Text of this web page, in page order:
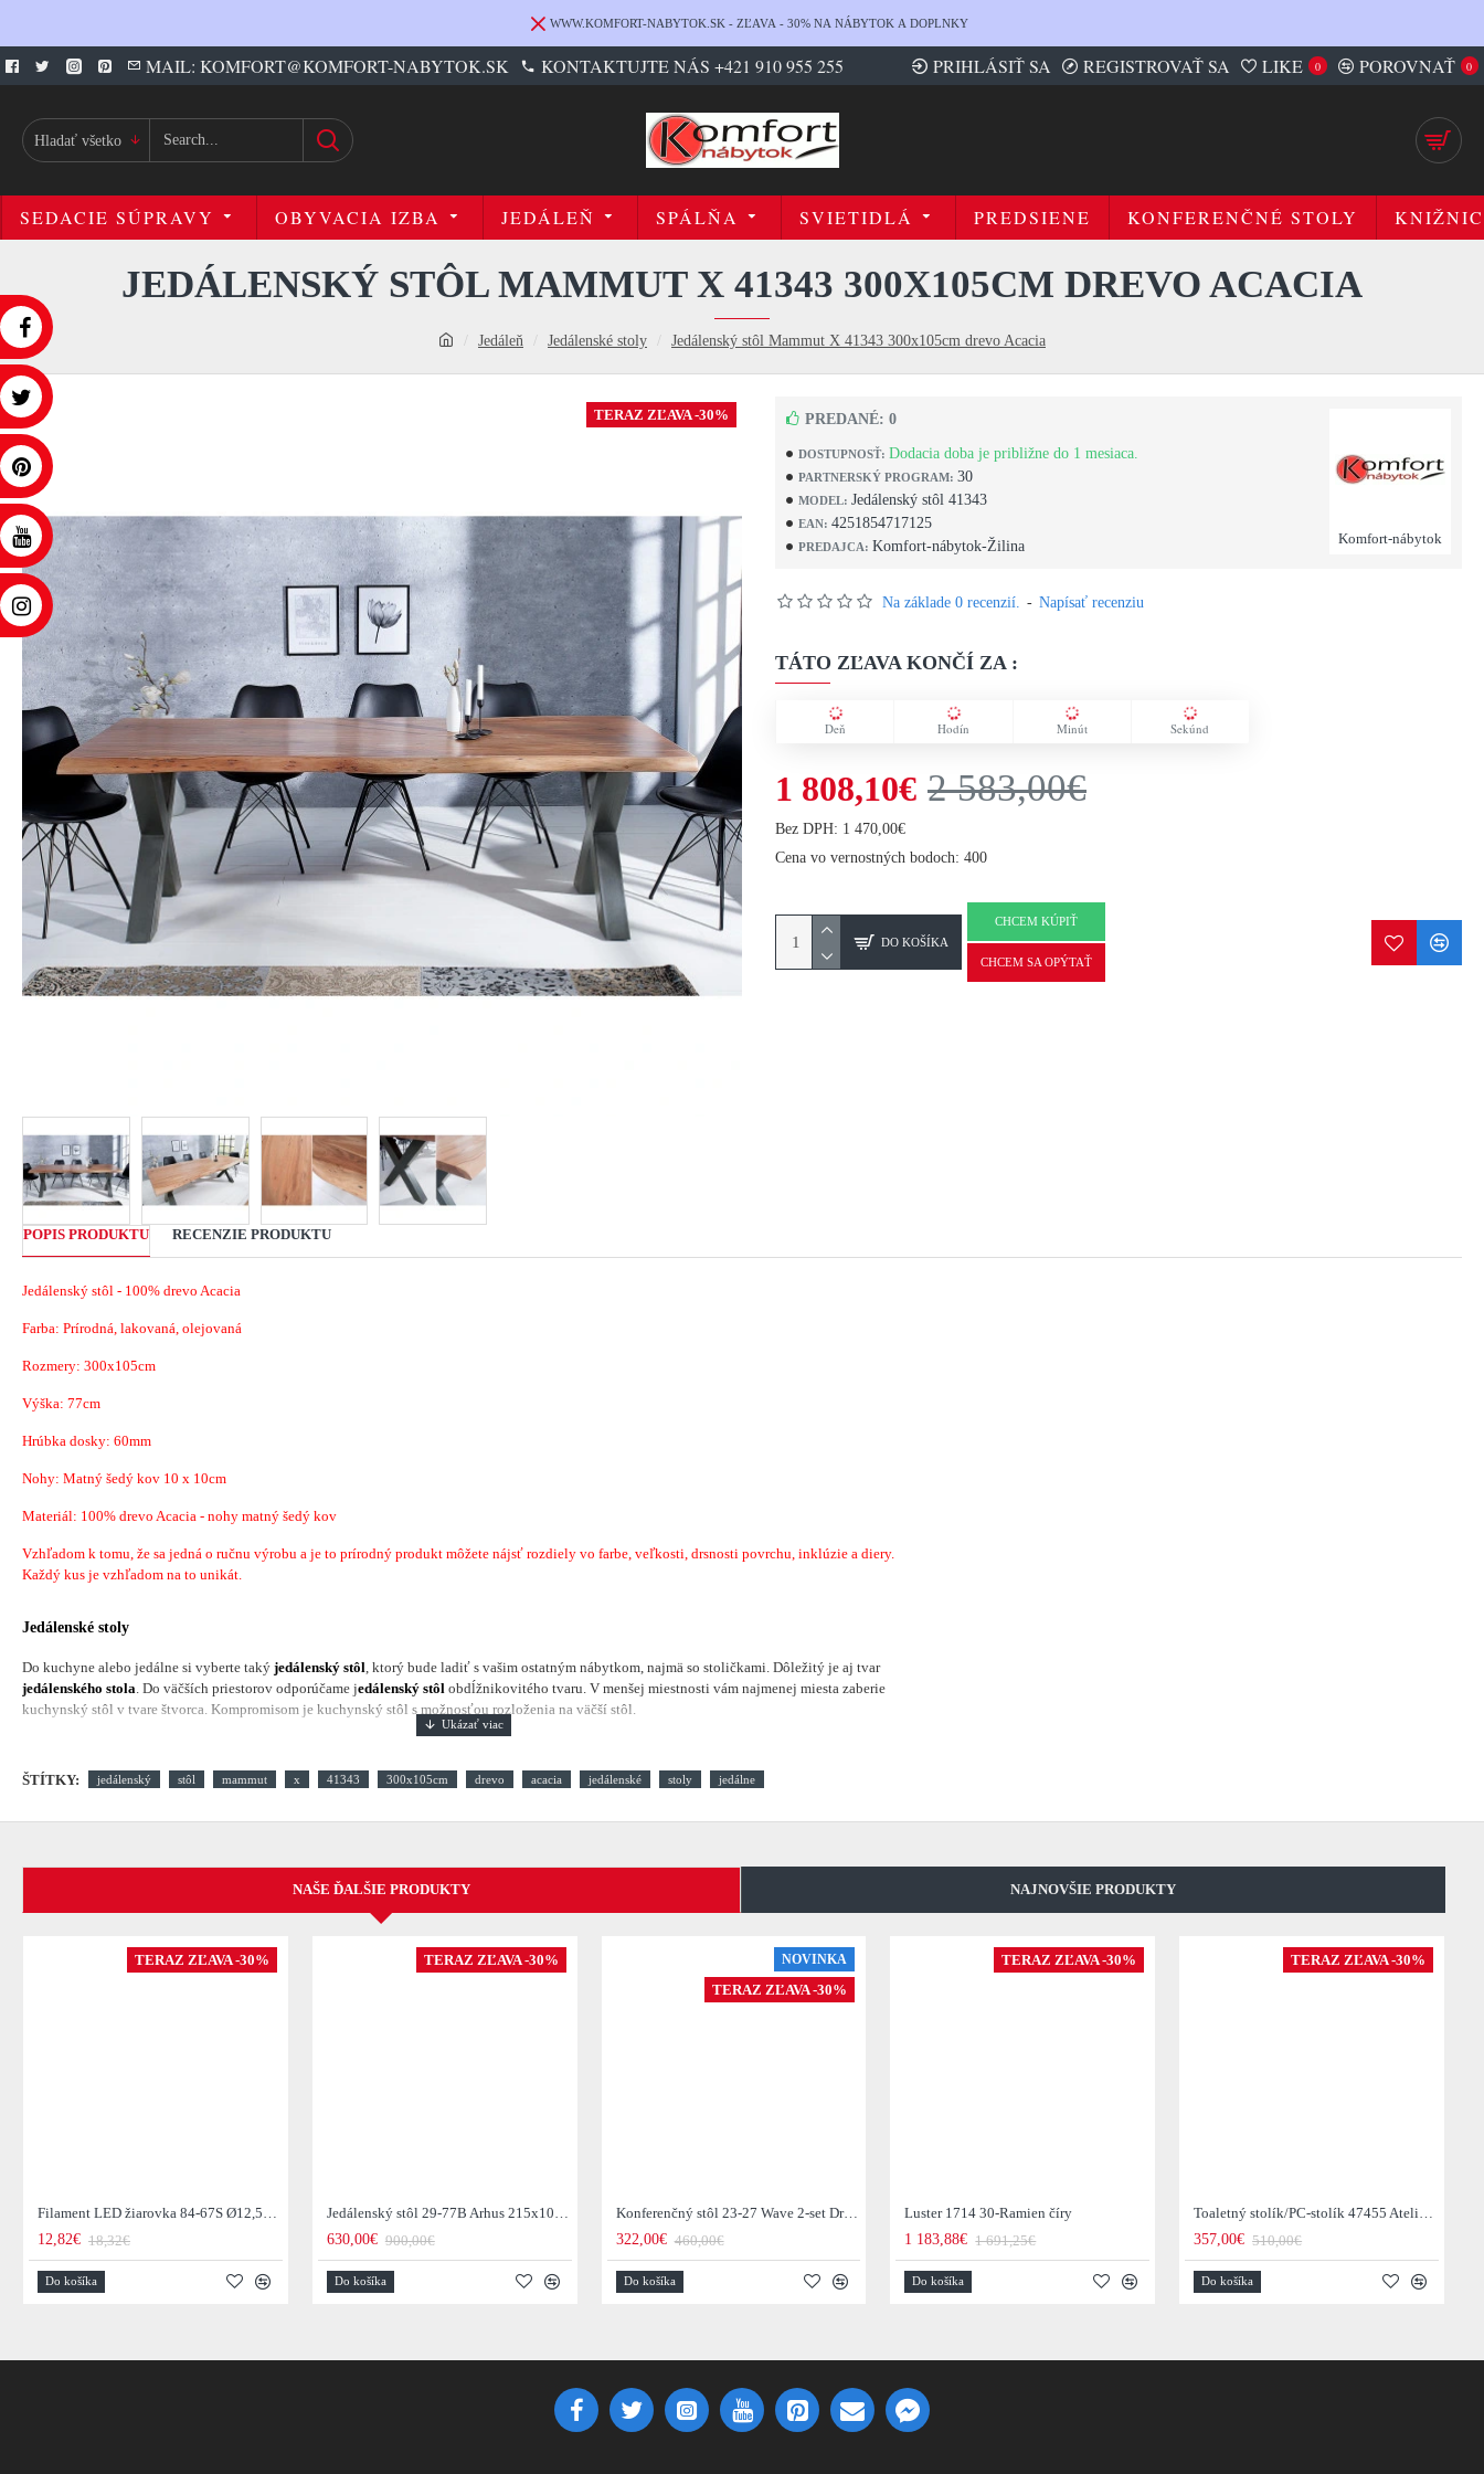
WWW.KOMFORT-NABYTOK.SK - ZĽAVA - 30% NA NÁBYTOK A DOPLNKY
MAIL: KOMFORT@KOMFORT-NABYTOK.SK KONTAKTUJTE NÁS +421 910 955 255 PRIHLÁSIŤ SA REGISTROVAŤ SA LIKE 0 POROVNAŤ 0
Hladať všetko
SEDACIE SÚPRAVY OBYVACIA IZBA JEDÁLEŇ SPÁLŇA SVIETIDLÁ PREDSIENE KONFERENČNÉ STOLY
Jedáleň Jedálenské stoly Jedálenský stôl Mammut X 41343 300x105cm drevo Acacia
JEDÁLENSKÝ STÔL MAMMUT X 41343 300X105CM DREVO ACACIA
TERAZ ZĽAVA -30%
DOSTUPNOSŤ: Dodacia doba je približne do 1 mesiaca.
PARTNERSKÝ PROGRAM: 30
MODEL: Jedálenský stôl 41343
EAN: 4251854717125
PREDAJCA: Komfort-nábytok-Žilina Komfort-nábytok
PREDANÉ: 0
Na základe 0 recenzií. - Napísať recenziu
TÁTO ZĽAVA KONČÍ ZA :
Deň Hodín Minút Sekúnd
1 808,10€ 2 583,00€
Bez DPH: 1 470,00€
Cena vo vernostných bodoch: 400
DO KOŠÍKA
CHCEM KÚPIŤ
CHCEM SA OPÝTAŤ
POPIS PRODUKTU RECENZIE PRODUKTU
Jedálenský stôl - 100% drevo Acacia
Farba: Prírodná, lakovaná, olejovaná
Rozmery: 300x105cm
Výška: 77cm
Hrúbka dosky: 60mm
Nohy: Matný šedý kov 10 x 10cm
Materiál: 100% drevo Acacia - nohy matný šedý kov
Vzhľadom k tomu, že sa jedná o ručnu výrobu a je to prírodný produkt môžete nájsť rozdiely vo farbe, veľkosti, drsnosti povrchu, inklúzie a diery.
Každý kus je vzhľadom na to unikát.
Jedálenské stoly
Do kuchyne alebo jedálne si vyberte taký jedálenský stôl , ktorý bude ladiť s vašim ostatným nábytkom, najmä so stoličkami. Dôležitý je aj tvar
jedálenského stola . Do väčších priestorov odporúčame jedálenský stôl obdĺžnikovitého tvaru. V menšej miestnosti vám najmenej miesta zaberie
kuchynský stôl v tvare štvorca. Kompromisom je kuchynský stôl s možnosťou rozloženia na väčší stôl.
ŠTÍTKY: jedálenský stôl mammut x 41343 300x105cm drevo acacia jedálenské stoly jedálne
NAŠE ĎALŠIE PRODUKTY NAJNOVŠIE PRODUKTY
TERAZ ZĽAVA -30%
Filament LED žiarovka 84-67S Ø12,5cm Smoke grey glass
12,82€ 18,32€
Do košíka
TERAZ ZĽAVA -30%
Jedálenský stôl 29-77B Arhus 215x105cm Drevo Hnedá Acacia
630,00€ 900,00€
Do košíka
NOVINKA
TERAZ ZĽAVA -30%
Konferenčný stôl 23-27 Wave 2-set Drevo Mango
322,00€ 460,00€
Do košíka
TERAZ ZĽAVA -30%
Luster 1714 30-Ramien číry
1 183,88€ 1 691,25€
Do košíka
TERAZ ZĽAVA -30%
Toaletný stolík/PC-stolík 47455 Atelier 120cm Natural Dub Dyha
357,00€ 510,00€
Do košíka